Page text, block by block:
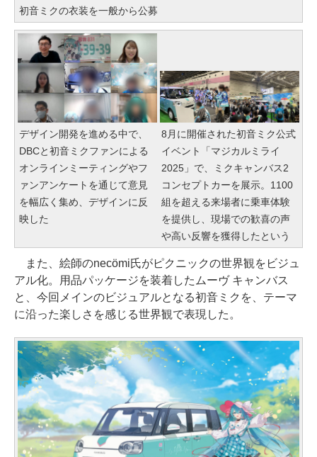
初音ミクの衣装を一般から公募
デザイン開発を進める中で、
DBCと初音ミクファンによる
オンラインミーティングやフ
ァンアンケートを通じて意見
を幅広く集め、デザインに反
映した
8月に開催された初音ミク公式
イベント「マジカルミライ
2025」で、ミクキャンバス2
コンセプトカーを展示。1100
組を超える来場者に乗車体験
を提供し、現場での歓喜の声
や高い反響を獲得したという
また、絵師のnecömi氏がピクニックの世界観をビジュ
アル化。用品パッケージを装着したムーヴ キャンバス
と、今回メインのビジュアルとなる初音ミクを、テーマ
に沿った楽しさを感じる世界観で表現した。